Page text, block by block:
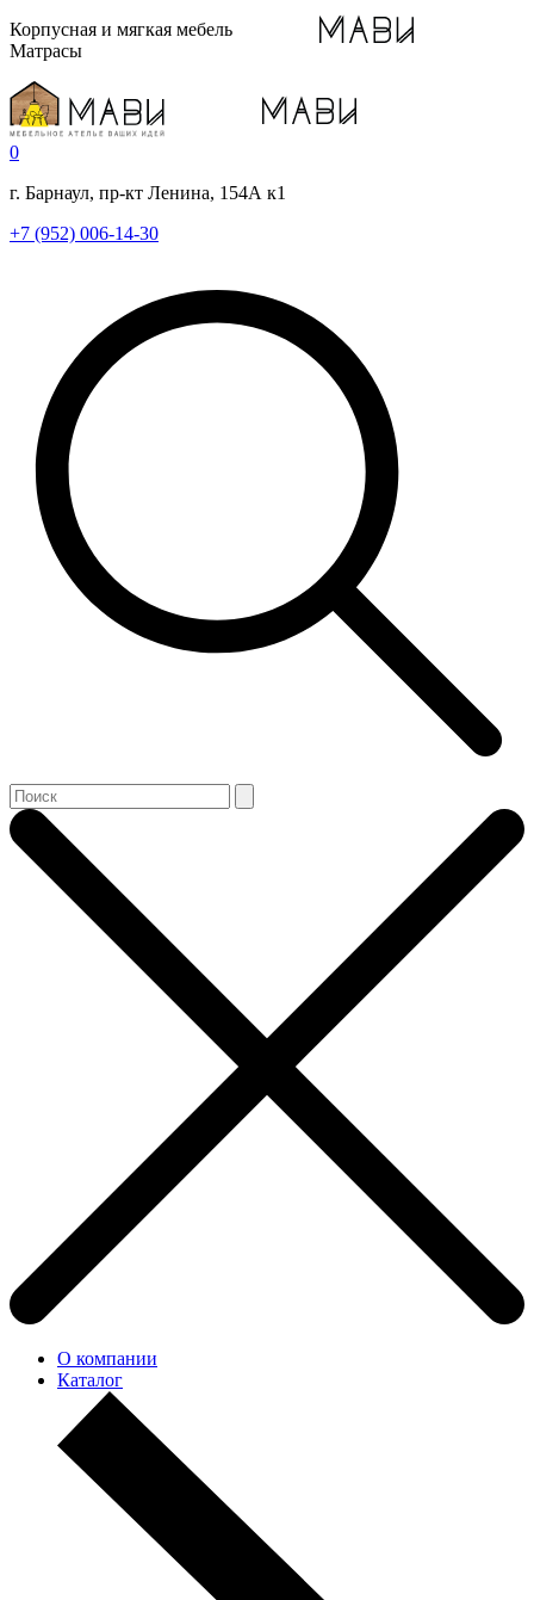
Корпусная и мягкая мебель
Матрасы
0
г. Барнаул, пр-кт Ленина, 154А к1
+7 (952) 006-14-30
О компании
Каталог